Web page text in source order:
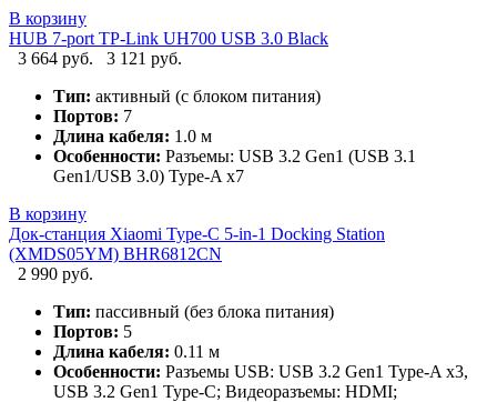
В корзину
HUB 7-port TP-Link UH700 USB 3.0 Black
3 664 руб.
3 121 руб.
Тип: активный (с блоком питания)
Портов: 7
Длина кабеля: 1.0 м
Особенности: Разъемы: USB 3.2 Gen1 (USB 3.1
Gen1/USB 3.0) Type-A x7
В корзину
Док-станция Xiaomi Type-C 5-in-1 Docking Station
(XMDS05YM) BHR6812CN
2 990 руб.
Тип: пассивный (без блока питания)
Портов: 5
Длина кабеля: 0.11 м
Особенности: Разъемы USB: USB 3.2 Gen1 Type-A x3,
USB 3.2 Gen1 Type-C; Видеоразъемы: HDMI;